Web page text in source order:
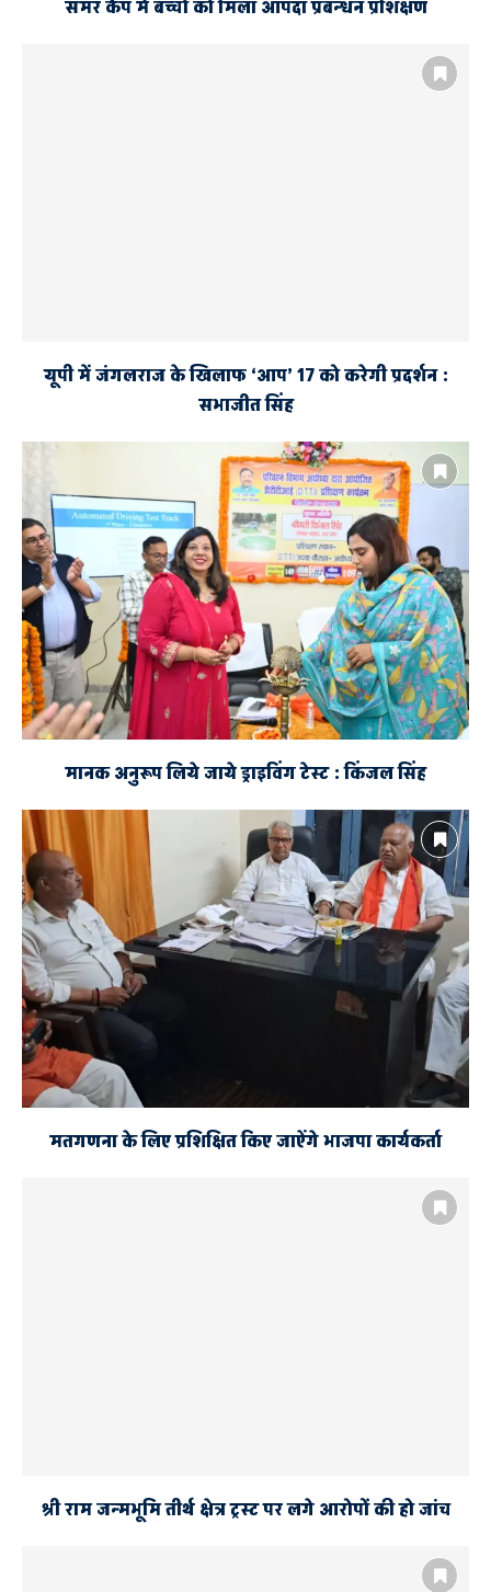
समर कैंप में बच्चों को मिला आपदा प्रबन्धन प्रशिक्षण
यूपी में जंगलराज के खिलाफ ‘आप’ 17 को करेगी प्रदर्शन :
सभाजीत सिंह
मानक अनुरूप लिये जाये ड्राइविंग टेस्ट : किंजल सिंह
मतगणना के लिए प्रशिक्षित किए जाऐंगे भाजपा कार्यकर्ता
श्री राम जन्मभूमि तीर्थ क्षेत्र ट्रस्ट पर लगे आरोपों की हो जांच